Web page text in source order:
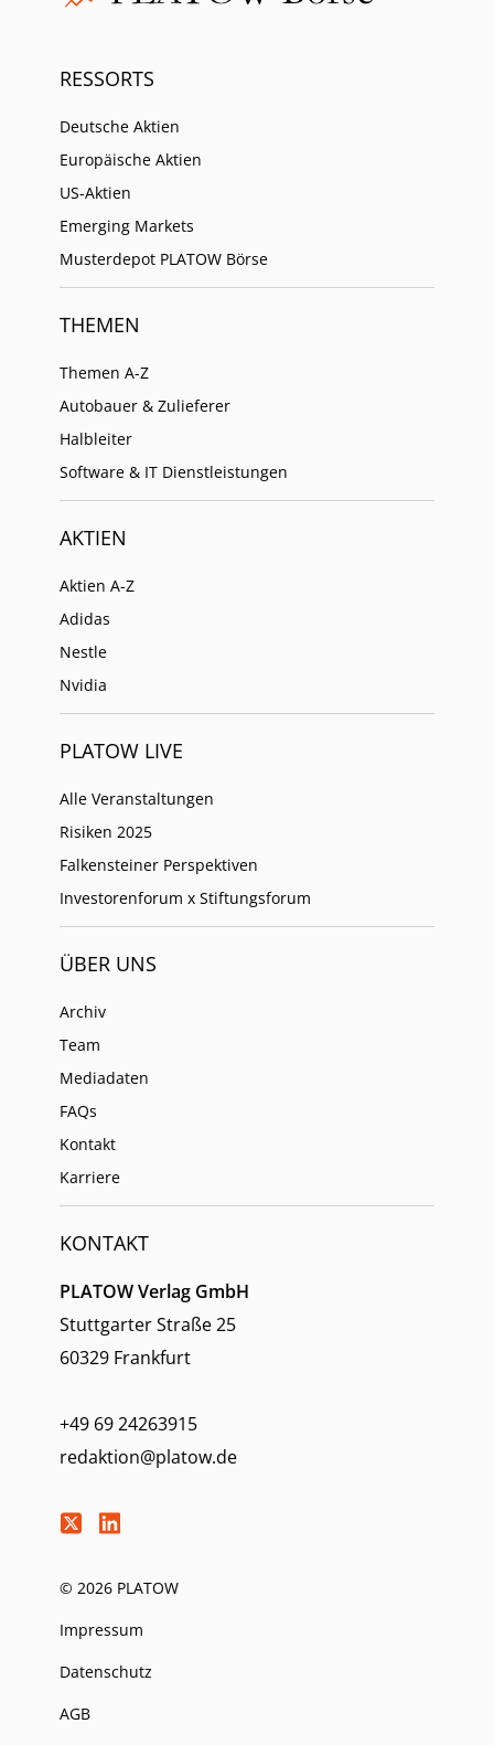
RESSORTS
Deutsche Aktien
Europäische Aktien
US-Aktien
Emerging Markets
Musterdepot PLATOW Börse
THEMEN
Themen A-Z
Autobauer & Zulieferer
Halbleiter
Software & IT Dienstleistungen
AKTIEN
Aktien A-Z
Adidas
Nestle
Nvidia
PLATOW LIVE
Alle Veranstaltungen
Risiken 2025
Falkensteiner Perspektiven
Investorenforum x Stiftungsforum
ÜBER UNS
Archiv
Team
Mediadaten
FAQs
Kontakt
Karriere
KONTAKT
PLATOW Verlag GmbH
Stuttgarter Straße 25
60329 Frankfurt
+49 69 24263915
redaktion@platow.de
© 2026 PLATOW
Impressum
Datenschutz
AGB